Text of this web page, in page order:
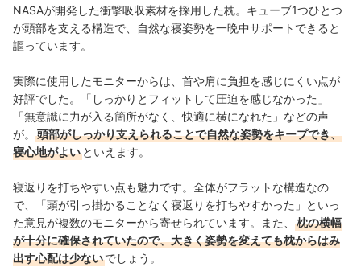
NASAが開発した衝撃吸収素材を採用した枕。キューブ1つひとつ
が頭部を支える構造で、自然な寝姿勢を一晩中サポートできると
謳っています。
実際に使用したモニターからは、首や肩に負担を感じにくい点が
好評でした。「しっかりとフィットして圧迫を感じなかった」
「無意識に力が入る箇所がなく、快適に横になれた」などの声
が。
頭部がしっかり支えられることで自然な姿勢をキープでき、
寝心地がよい といえます。
寝返りを打ちやすい点も魅力です。全体がフラットな構造なの
で、「頭が引っ掛かることなく寝返りを打ちやすかった」といっ
た意見が複数のモニターから寄せられています。また、
枕の横幅
が十分に確保されていたので、大きく姿勢を変えても枕からはみ
出す心配は少ないでしょう。